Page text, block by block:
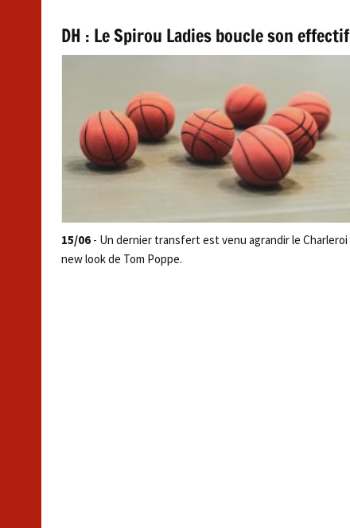
DH : Le Spirou Ladies boucle son effectif
15/06 - Un dernier transfert est venu agrandir le Charleroi
new look de Tom Poppe.